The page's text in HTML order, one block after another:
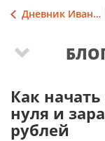
Дневник Ивана Мордовина
Как
нуля и
рублей